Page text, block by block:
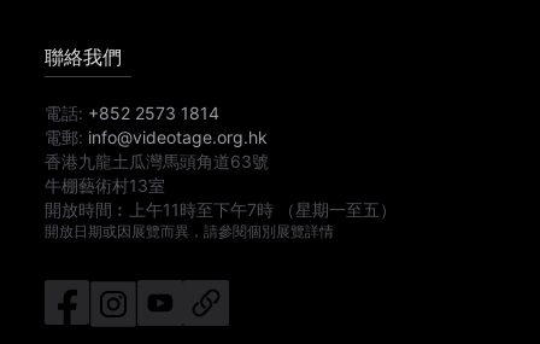
聯絡我們
電話: +852 2573 1814
電郵: info@videotage.org.hk
香港九龍土瓜灣馬頭角道63號
牛棚藝術村13室
開放時間︰
上午11時至下午7時 （星期一至五）
開放日期或因展覽而異，請參閱個別展覽詳情